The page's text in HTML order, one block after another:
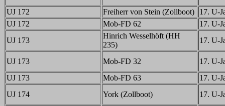
UJ 172
Freiherr von Stein (Zollboot)
17. U-
UJ 172
Mob-FD 62
17. U-
UJ 173
Hinrich Wesselhöft (HH
235)
17. U-
UJ 173 Mob-FD 32
17. U-
UJ 173
Mob-FD 63
17. U-
UJ 174
York (Zollboot)
17. U-